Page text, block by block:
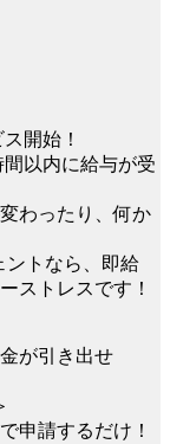
開始！
以内に給与が受
わったり、何か
ントなら、即給
ストレスです！
が引き出せ
申請するだけ！